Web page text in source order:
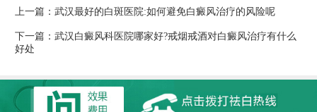
上一篇： 武汉最好的白斑医院:如何避免白癜风治疗的风险呢
下一篇： 武汉白癜风科医院哪家好?戒烟戒酒对白癜风治疗有什么
好处